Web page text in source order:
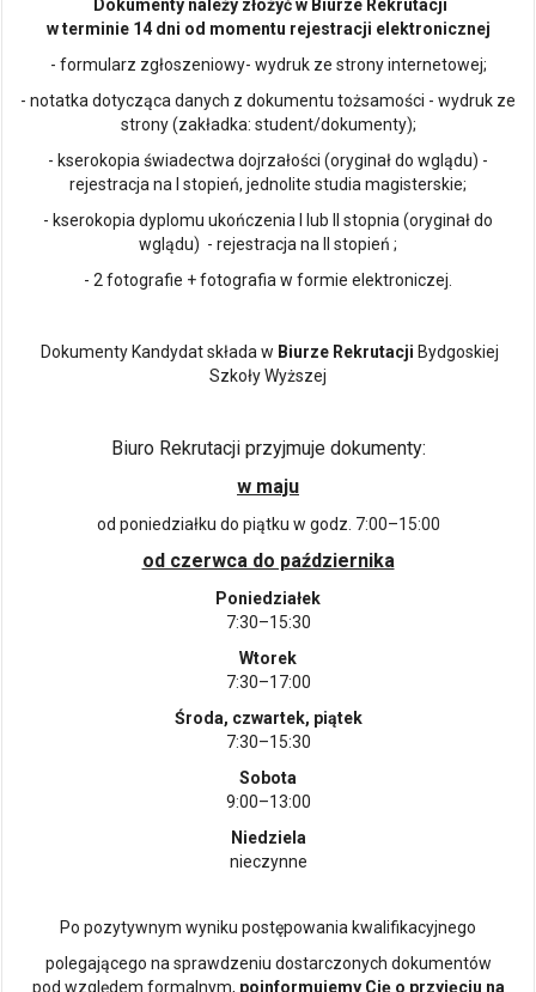
Dokumenty należy złożyć w Biurze Rekrutacji
w terminie 14 dni od momentu rejestracji elektronicznej
- formularz zgłoszeniowy- wydruk ze strony internetowej;
- notatka dotycząca danych z dokumentu tożsamości - wydruk ze
strony (zakładka: student/dokumenty);
- kserokopia świadectwa dojrzałości (oryginał do wglądu) -
rejestracja na I stopień, jednolite studia magisterskie;
- kserokopia dyplomu ukończenia I lub II stopnia (oryginał do
wglądu) - rejestracja na II stopień ;
- 2 fotografie + fotografia w formie elektroniczej.
Dokumenty Kandydat składa w Biurze Rekrutacji Bydgoskiej
Szkoły Wyższej
Biuro Rekrutacji przyjmuje dokumenty:
w maju
od poniedziałku do piątku w godz. 7:00–15:00
od czerwca do października
Poniedziałek
7:30–15:30
Wtorek
7:30–17:00
Środa, czwartek, piątek
7:30–15:30
Sobota
9:00–13:00
Niedziela
nieczynne
Po pozytywnym wyniku postępowania kwalifikacyjnego
polegającego na sprawdzeniu dostarczonych dokumentów
pod względem formalnym, poinformujemy Cię o przyjęciu na